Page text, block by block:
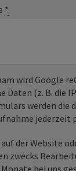
*
wird Google
Daten (z. B. die
werden
jederzeit
der Website
zwecks